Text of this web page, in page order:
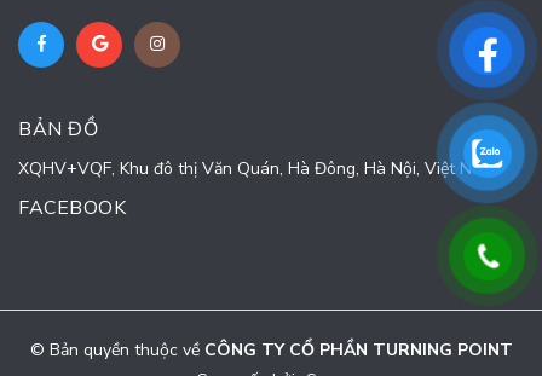
BẢN ĐỒ
XQHV+VQF, Khu đô thị Văn Quán, Hà Đông, Hà Nội, Việt Nam
FACEBOOK
© Bản quyền thuộc về CÔNG TY CỔ PHẦN TURNING POINT